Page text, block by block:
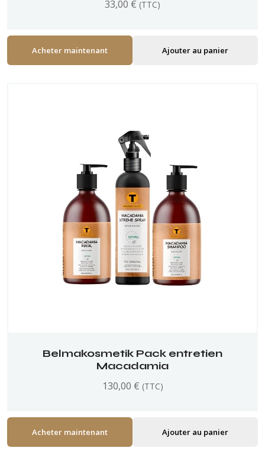
33,00 € (TTC)
Acheter maintenant Ajouter au panier
Belmakosmetik Pack entretien
Macadamia
130,00 € (TTC)
Acheter maintenant Ajouter au panier